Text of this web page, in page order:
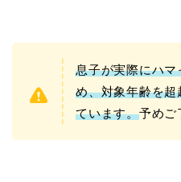
息子が実際にハ
め、対象年齢を
ています。予めご